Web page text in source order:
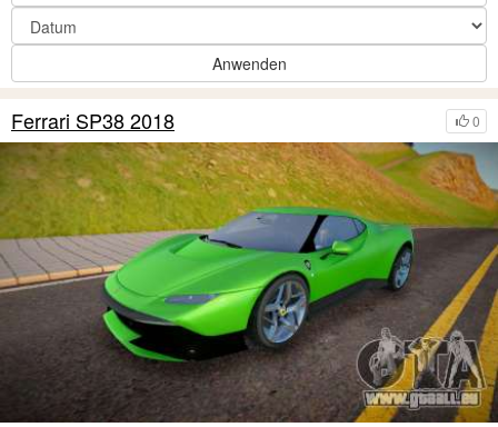
Anwenden
0
Ferrari SP38 2018